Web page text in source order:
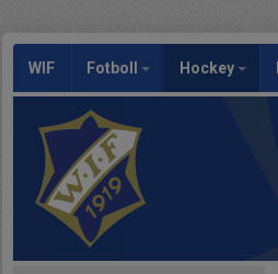
WIF Fotboll Hockey